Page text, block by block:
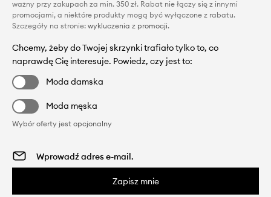
ważny przy zakupach za min. 350 zł. Rabat nie łączy się z innymi
promocjami, a niektóre produkty mogą być wyłączone z rabatu.
Szczegóły na stronie: wykluczenia z promocji.
Chcemy, żeby do Twojej skrzynki trafiało tylko to, co
naprawdę Cię interesuje. Powiedz, czy jest to:
Moda damska
Moda męska
Wybór oferty jest opcjonalny
Zapisz mnie